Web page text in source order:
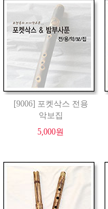
[9006] 포켓삭스 전용
악보집
5,000원